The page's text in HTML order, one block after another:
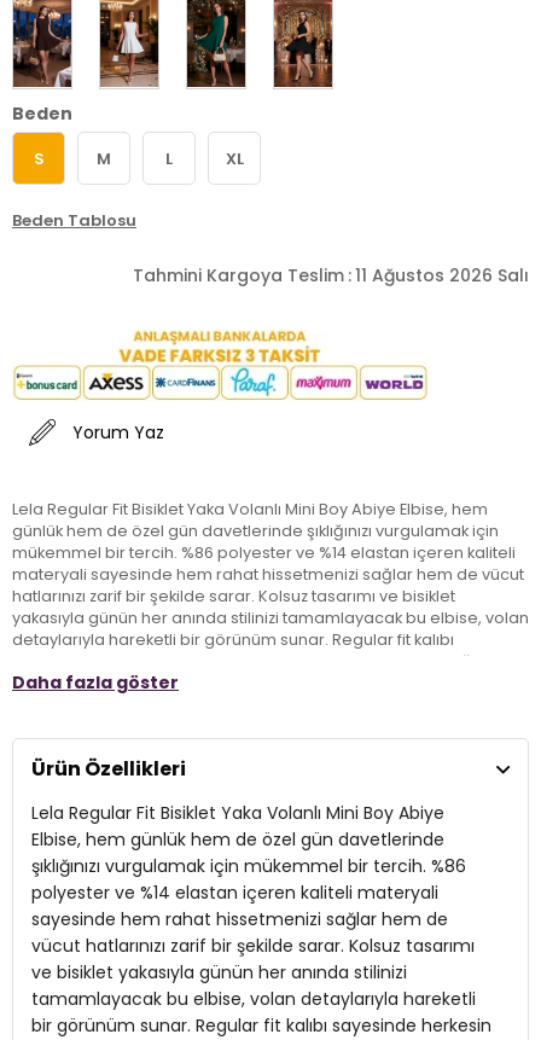
Beden
S M L XL
Beden Tablosu
Tahmini Kargoya Teslim :11 Ağustos 2026 Salı
Yorum Yaz
Lela Regular Fit Bisiklet Yaka Volanlı Mini Boy Abiye Elbise, hem
günlük hem de özel gün davetlerinde şıklığınızı vurgulamak için
mükemmel bir tercih. %86 polyester ve %14 elastan içeren kaliteli
materyali sayesinde hem rahat hissetmenizi sağlar hem de vücut
hatlarınızı zarif bir şekilde sarar. Kolsuz tasarımı ve bisiklet
yakasıyla günün her anında stilinizi tamamlayacak bu elbise, volan
detaylarıyla hareketli bir görünüm sunar. Regular fit kalıbı
sayesinde herkesin favorisi olacak bu mini boy elbise, şıklığı ve
zarafeti bir araya getirerek gardırobunuza yeni bir soluk getiriyor.
Giyim Tarzı:Günlük/Özel Gün/Davet
Materyal:%86 polyester %14 elastan
Yaka Tipi:Bisiklet Yaka
Kapama Şekli:Fermuar
Kol Tipi: Kolsuz
Daha fazla göster
Ürün Özellikleri
Lela Regular Fit Bisiklet Yaka Volanlı Mini Boy Abiye
Elbise, hem günlük hem de özel gün davetlerinde
şıklığınızı vurgulamak için mükemmel bir tercih. %86
polyester ve %14 elastan içeren kaliteli materyali
sayesinde hem rahat hissetmenizi sağlar hem de
vücut hatlarınızı zarif bir şekilde sarar. Kolsuz tasarımı
ve bisiklet yakasıyla günün her anında stilinizi
tamamlayacak bu elbise, volan detaylarıyla hareketli
bir görünüm sunar. Regular fit kalıbı sayesinde herkesin